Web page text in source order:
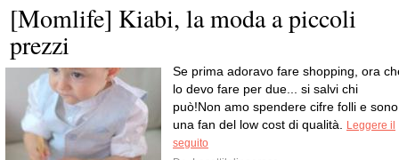
[Momlife] Kiabi, la moda a piccoli
prezzi
Se prima adoravo fare shopping, ora
lo devo fare per due... si salvi chi
può!Non amo spendere cifre folli e sono
una fan del low cost di qualità.
Leggere il
seguito